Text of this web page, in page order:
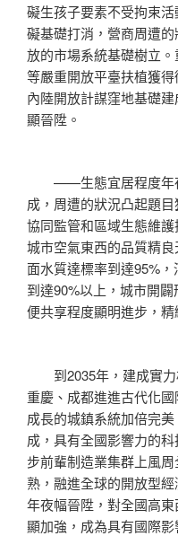
礙生孩子要素不受拘束
礙基礎打消，營商周遭
放的市場系統基礎樹立
等嚴重開放平臺扶植獲
內陸開放計謀窪地基礎
顯晉陞。
——生態宜居程度年夜
成，周遭的狀況凸起題
協同監管和區域生態維
城市空氣東西的品質精
面水質達標率到達95%
到達90%以上，城市開
便共享程度顯明進步，
到2035年，建成實力
重慶、成都進進古代化
成長的城鎮系統加倍完
成，具有全國影響力的
步前輩制造業集群上風
熟，融進全球的開放型
年夜幅晉陞，對全國高
顯加強，成為具有國際